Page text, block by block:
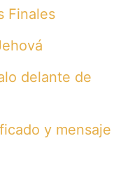
Finales
delante de
y mensaje